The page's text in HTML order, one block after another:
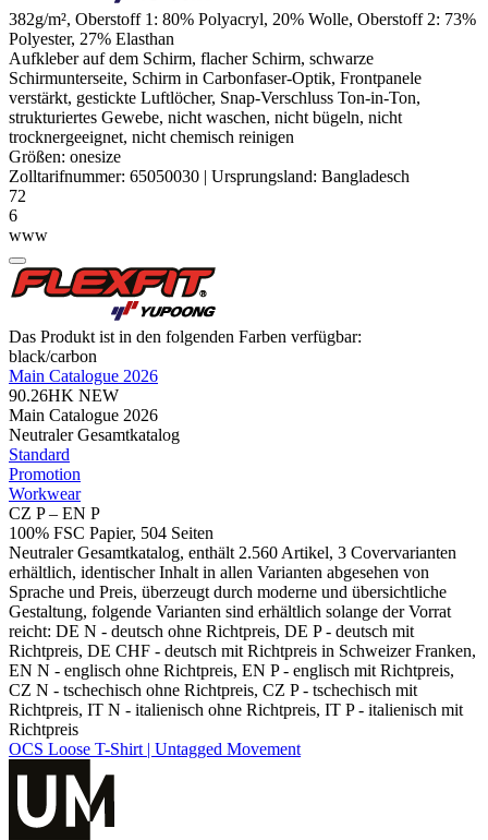
382g/m², Oberstoff 1: 80% Polyacryl, 20% Wolle, Oberstoff 2: 73%
Polyester, 27% Elasthan
Aufkleber auf dem Schirm, flacher Schirm, schwarze
Schirmunterseite, Schirm in Carbonfaser-Optik, Frontpanele
verstärkt, gestickte Luftlöcher, Snap-Verschluss Ton-in-Ton,
strukturiertes Gewebe, nicht waschen, nicht bügeln, nicht
trocknergeeignet, nicht chemisch reinigen
Größen: onesize
Zolltarifnummer: 65050030 | Ursprungsland: Bangladesch
72
6
www
Das Produkt ist in den folgenden Farben verfügbar:
black/​carbon
Main Catalogue 2026
90.26HK NEW
Main Catalogue 2026
Neutraler Gesamtkatalog
Standard
Promotion
Workwear
CZ P – EN P
100% FSC Papier, 504 Seiten
Neutraler Gesamtkatalog, enthält 2.560 Artikel, 3 Covervarianten
erhältlich, identischer Inhalt in allen Varianten abgesehen von
Sprache und Preis, überzeugt durch moderne und übersichtliche
Gestaltung, folgende Varianten sind erhältlich solange der Vorrat
reicht: DE N - deutsch ohne Richtpreis, DE P - deutsch mit
Richtpreis, DE CHF - deutsch mit Richtpreis in Schweizer Franken,
EN N - englisch ohne Richtpreis, EN P - englisch mit Richtpreis,
CZ N - tschechisch ohne Richtpreis, CZ P - tschechisch mit
Richtpreis, IT N - italienisch ohne Richtpreis, IT P - italienisch mit
Richtpreis
OCS Loose T-Shirt | Untagged Movement